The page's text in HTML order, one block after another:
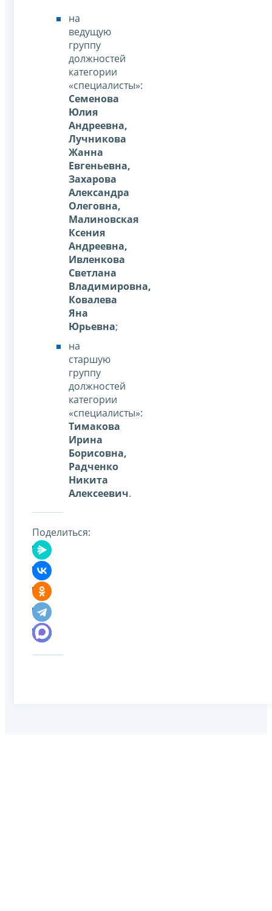
на
ведущую
группу
должностей
категории
«специалисты»:
Семенова
Юлия
Андреевна,
Лучникова
Жанна
Евгеньевна,
Захарова
Александра
Олеговна,
Малиновская
Ксения
Андреевна,
Ивленкова
Светлана
Владимировна,
Ковалева
Яна
Юрьевна;
на
старшую
группу
должностей
категории
«специалисты»:
Тимакова
Ирина
Борисовна,
Радченко
Никита
Алексеевич.
Поделиться: